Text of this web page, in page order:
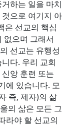
하는 일을 마치
으로 여기지 아
은 선교의 핵심
없으며 그래서
선교는 유행성
다. 우리 교회
앙 훈련 또는
에 있습니다. 모
즉, 제자)의 삶
의 삶은 모든 그
라야 할 선교의